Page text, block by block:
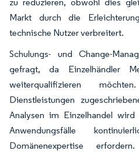
Markt durch die
technische Nutzer verbreitert.
Schulungs- und Change-
gefragt, da Einzelhändler
weiterqualifizieren
Dienstleistungen
Analysen im Einzelhandel
Anwendungsfälle
Domänenexpertise